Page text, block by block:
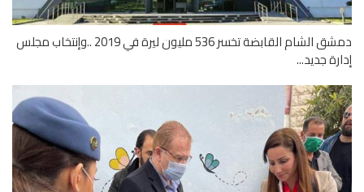
دمشق الشام القابضة تخسر 536 مليون ليرة في 2019 ..وإنتخاب مجلس
جديد...